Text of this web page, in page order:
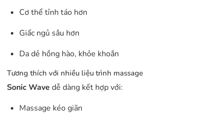
Cơ thể tỉnh táo hơn
Giấc ngủ sâu hơn
Da dẻ hồng hào, khỏe khoắn
Tương thích với nhiều liệu trình massage
Sonic Wave dễ dàng kết hợp với:
Massage kéo giãn